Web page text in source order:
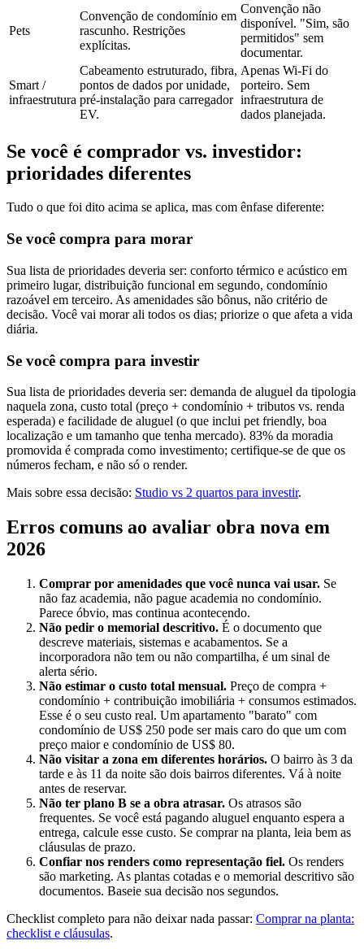
Pets
Convenção de condomínio em
rascunho. Restrições
explícitas.
Convenção não
disponível. "Sim, são
permitidos" sem
documentar.
Smart /
infraestrutura
Cabeamento estruturado, fibra,
pontos de dados por unidade,
pré-instalação para carregador
EV.
Apenas Wi-Fi do
porteiro. Sem
infraestrutura de
dados planejada.
Se você é comprador vs. investidor:
prioridades diferentes
Tudo o que foi dito acima se aplica, mas com ênfase diferente:
Se você compra para morar
Sua lista de prioridades deveria ser: conforto térmico e acústico em
primeiro lugar, distribuição funcional em segundo, condomínio
razoável em terceiro. As amenidades são bônus, não critério de
decisão. Você vai morar ali todos os dias; priorize o que afeta a vida
diária.
Se você compra para investir
Sua lista de prioridades deveria ser: demanda de aluguel da tipologia
naquela zona, custo total (preço + condomínio + tributos vs. renda
esperada) e facilidade de aluguel (o que inclui pet friendly, boa
localização e um tamanho que tenha mercado). 83% da moradia
promovida é comprada como investimento; certifique-se de que os
números fecham, e não só o render.
Mais sobre essa decisão: Studio vs 2 quartos para investir.
Erros comuns ao avaliar obra nova em
2026
Comprar por amenidades que você nunca vai usar. Se
não faz academia, não pague academia no condomínio.
Parece óbvio, mas continua acontecendo.
Não pedir o memorial descritivo. É o documento que
descreve materiais, sistemas e acabamentos. Se a
incorporadora não tem ou não compartilha, é um sinal de
alerta sério.
Não estimar o custo total mensual. Preço de compra +
condomínio + contribuição imobiliária + consumos estimados.
Esse é o seu custo real. Um apartamento "barato" com
condomínio de US$ 250 pode ser mais caro do que um com
preço maior e condomínio de US$ 80.
Não visitar a zona em diferentes horários. O bairro às 3 da
tarde e às 11 da noite são dois bairros diferentes. Vá à noite
antes de reservar.
Não ter plano B se a obra atrasar. Os atrasos são
frequentes. Se você está pagando aluguel enquanto espera a
entrega, calcule esse custo. Se comprar na planta, leia bem as
cláusulas de prazo.
Confiar nos renders como representação fiel. Os renders
são marketing. As plantas cotadas e o memorial descritivo são
documentos. Baseie sua decisão nos segundos.
Checklist completo para não deixar nada passar: Comprar na planta:
checklist e cláusulas.